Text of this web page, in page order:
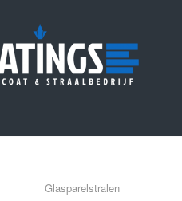
Glasparelstralen